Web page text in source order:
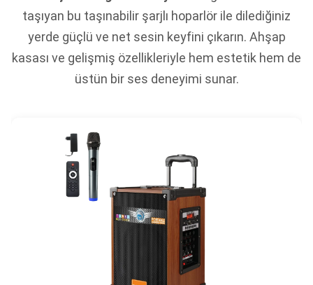
taşıyan bu taşınabilir şarjlı hoparlör ile dilediğiniz
yerde güçlü ve net sesin keyfini çıkarın. Ahşap
kasası ve gelişmiş özellikleriyle hem estetik hem de
üstün bir ses deneyimi sunar.